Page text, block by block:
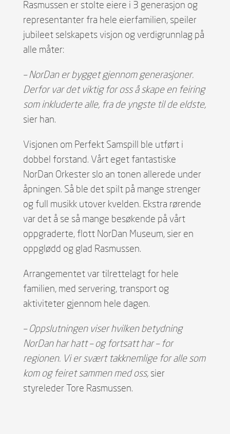
Rasmussen er stolte eiere i 3 generasjon og
representanter fra hele eierfamilien, speiler
jubileet selskapets visjon og verdigrunnlag på
alle måter:
– NorDan er bygget gjennom generasjoner.
Derfor var det viktig for oss å skape en feiring
som inkluderte alle, fra de yngste til de eldste,
sier han.
Visjonen om Perfekt Samspill ble utført i
dobbel forstand. Vårt eget fantastiske
NorDan Orkester slo an tonen allerede under
åpningen. Så ble det spilt på mange strenger
og full musikk utover kvelden. Ekstra rørende
var det å se så mange besøkende på vårt
oppgraderte, flott NorDan Museum, sier en
oppglødd og glad Rasmussen.
Arrangementet var tilrettelagt for hele
familien, med servering, transport og
aktiviteter gjennom hele dagen.
– Oppslutningen viser hvilken betydning
NorDan har hatt – og fortsatt har – for
regionen. Vi er svært takknemlige for alle som
kom og feiret sammen med oss, sier
styreleder Tore Rasmussen.